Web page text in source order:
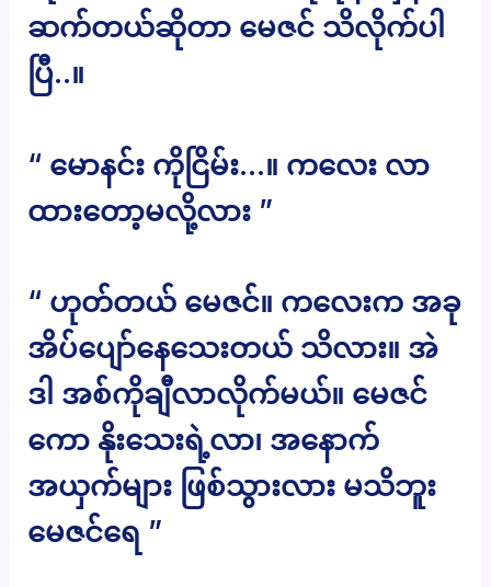
ဆက်တယ်ဆိုတာ မေဇင် သိလိုက်ပါ
ပြီ..။
“ မောနင်း ကိုငြိမ်း…။ ကလေး လာ
ထားတော့မလို့လား ”
“ ဟုတ်တယ် မေဇင်။ ကလေးက အခု
အိပ်ပျော်နေသေးတယ် သိလား။ အဲ
ဒါ အစ်ကိုချီလာလိုက်မယ်။ မေဇင်
ကော နိုးသေးရဲ့လာ၊ အနောက်
အယှက်များ ဖြစ်သွားလား မသိဘူး
မေဇင်ရေ ”